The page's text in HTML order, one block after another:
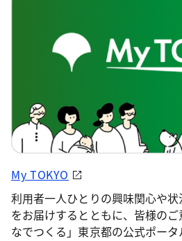
My TOKYO
利用者一人ひとりの興味関心や
をお届けするとともに、皆様の
なでつくる」東京都の公式ポータ